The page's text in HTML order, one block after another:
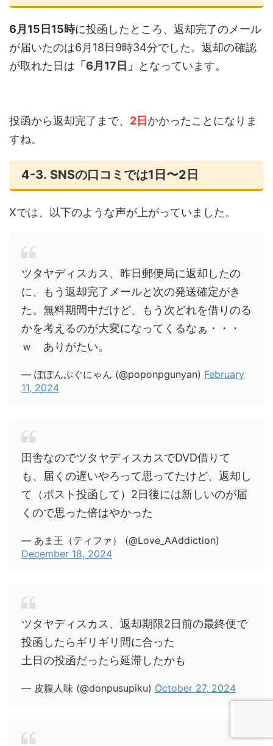
6月15日15時に投函したところ、返却完了のメール
が届いたのは6月18日9時34分でした。返却の確認
が取れた日は 「6月17日」 となっています。
投函から返却完了まで、 2日 かかったことになりま
すね。
4-3. SNSの口コミでは1日〜2日
Xでは、以下のような声が上がっていました。
ツタヤディスカス、昨日郵便局に返却したの
に、もう返却完了メールと次の発送確定がき
た。無料期間中だけど、もう次どれを借りのる
かを考えるのが大変になってくるなぁ・・・
ｗ ありがたい。
— ぽぽんぷぐにゃん (@poponpgunyan) February
11, 2024
田舎なのでツタヤディスカスでDVD借りて
も、届くの遅いやろって思ってたけど、返却し
て（ポスト投函して）2日後には新しいのが届
くので思った倍はやかった
— あま王（ティファ） (@Love_AAddiction)
December 18, 2024
ツタヤディスカス、返却期限2日前の最終便で
投函したらギリギリ間に合った
土日の投函だったら延滞したかも
— 皮腹人味 (@donpusupiku) October 27, 2024